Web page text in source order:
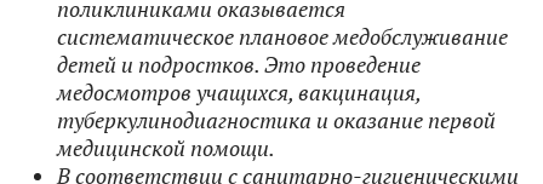
поликлиниками оказывается
систематическое плановое медобслуживание
детей и подростков. Это проведение
медосмотров учащихся, вакцинация,
туберкулинодиагностика и оказание первой
медицинской помощи.
В соответствии с санитарно-гигиеническими